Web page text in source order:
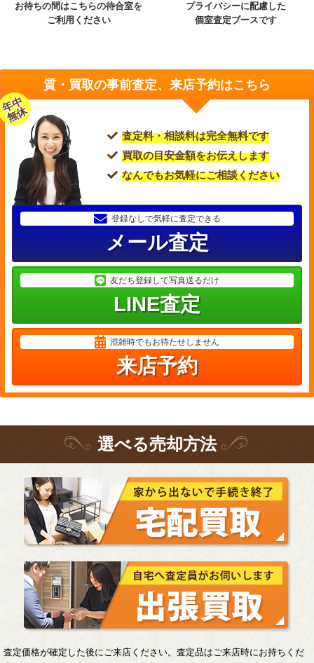
お待ちの間はこちらの待合室を
ご利用ください
プライバシーに配慮した
個室査定ブースです
質・買取の事前査定、来店予約はこちら
年中
無休
査定料・相談料は完全無料です
買取の目安金額をお伝えします
なんでもお気軽にご相談ください
登録なしで気軽に査定できる
メール査定
友だち登録して写真送るだけ
LINE査定
混雑時でもお待たせしません
来店予約
選べる売却方法
査定価格が確定した後にご来店ください。査定品はご来店時にお持ちくだ